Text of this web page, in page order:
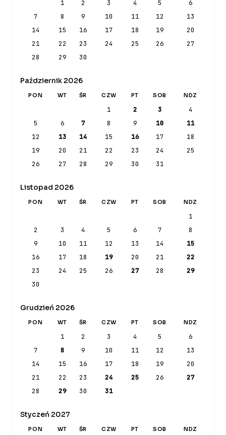
1 2 3 4 5
6
7
8 9 10 11 12
13
14
15 16 17 18 19
20
21
22 23 24 25 26
27
28
29 30
Październik 2026
PON WT ŚR CZW PT SOB NDZ
1 2 3
4
5
6 7 8 9 10
11
12
13 14 15 16 17
18
19
20 21 22 23 24
25
26
27 28 29 30 31
Listopad 2026
PON WT ŚR CZW PT SOB NDZ
1
2
3 4 5 6 7
8
9
10 11 12 13 14
15
16
17 18 19 20 21
22
23
24 25 26 27 28
29
30
Grudzień 2026
PON WT ŚR CZW PT SOB NDZ
1 2 3 4 5
6
7
8 9 10 11 12
13
14
15 16 17 18 19
20
21
22 23 24 25 26
27
28
29 30 31
Styczeń 2027
PON WT ŚR CZW PT SOB NDZ